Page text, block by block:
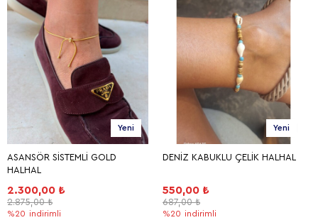
Yeni
ASANSÖR SİSTEMLİ GOLD
HALHAL
2.300,00 ₺
2.875,00 ₺
%20 indirimli
Yeni
DENİZ KABUKLU ÇELİK HALHAL
550,00 ₺
687,00 ₺
%20 indirimli